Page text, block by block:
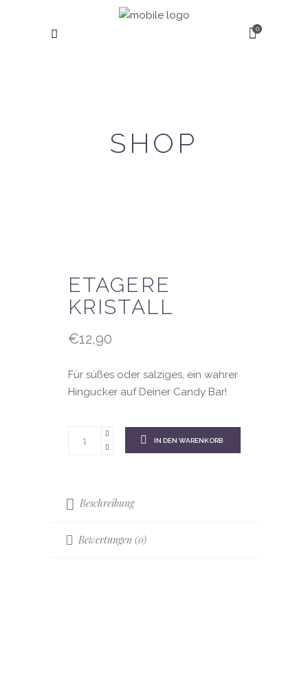
0
SHOP
ETAGERE
KRISTALL
€12,90
Für süßes oder salziges, ein wahrer
Hingucker auf Deiner Candy Bar!
IN DEN WARENKORB
Beschreibung
Bewertungen (0)